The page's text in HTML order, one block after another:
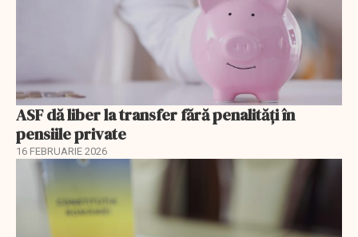
ASF dă liber la transfer fără penalități în
pensiile private
16 FEBRUARIE 2026